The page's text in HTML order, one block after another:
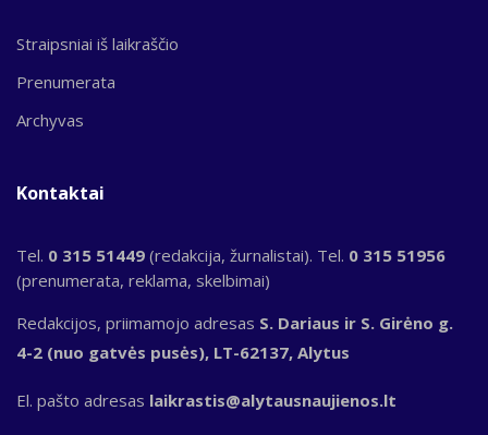
Straipsniai iš laikraščio
Prenumerata
Archyvas
Kontaktai
Tel. 0 315 51449 (redakcija, žurnalistai). Tel. 0 315 51956
(prenumerata, reklama, skelbimai)
Redakcijos, priimamojo adresas S. Dariaus ir S. Girėno g.
4-2 (nuo gatvės pusės), LT-62137, Alytus
El. pašto adresas laikrastis@alytausnaujienos.lt